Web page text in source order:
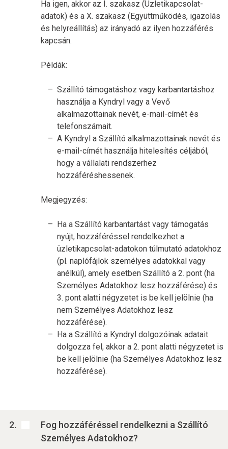
Ha igen, akkor az I. szakasz (Üzletikapcsolat-
adatok) és a X. szakasz (Együttműködés, igazolás
és helyreállítás) az irányadó az ilyen hozzáférés
kapcsán.
Példák:
Szállító támogatáshoz vagy karbantartáshoz
használja a Kyndryl vagy a Vevő
alkalmazottainak nevét, e-mail-címét és
telefonszámait.
A Kyndryl a Szállító alkalmazottainak nevét és
e-mail-címét használja hitelesítés céljából,
hogy a vállalati rendszerhez
hozzáféréshessenek.
Megjegyzés:
Ha a Szállító karbantartást vagy támogatás
nyújt, hozzáféréssel rendelkezhet a
üzletikapcsolat-adatokon túlmutató adatokhoz
(pl. naplófájlok személyes adatokkal vagy
anélkül), amely esetben Szállító a 2. pont (ha
Személyes Adatokhoz lesz hozzáférése) és
3. pont alatti négyzetet is be kell jelölnie (ha
nem Személyes Adatokhoz lesz
hozzáférése).
Ha a Szállító a Kyndryl dolgozóinak adatait
dolgozza fel, akkor a 2. pont alatti négyzetet is
be kell jelölnie (ha Személyes Adatokhoz lesz
hozzáférése).
Fog hozzáféréssel rendelkezni a Szállító
Személyes Adatokhoz?